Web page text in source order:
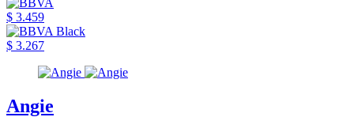
$ 3.459
$ 3.267
Angie